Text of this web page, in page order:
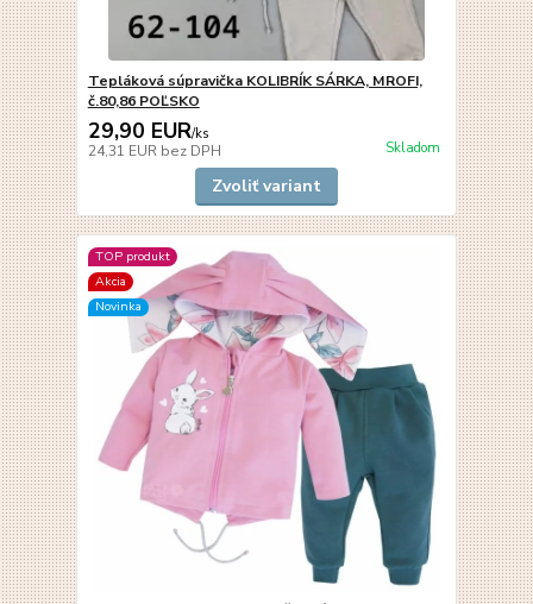
Tepláková súpravička KOLIBRÍK SÁRKA, MROFI,
č.80,86 POĽSKO
29,90 EUR/ks
24,31 EUR bez DPH Skladom
Zvoliť variant
TOP produkt
Akcia
Novinka